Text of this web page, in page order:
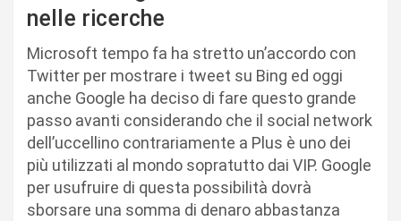
nelle ricerche
Microsoft tempo fa ha stretto un’accordo con
Twitter per mostrare i tweet su Bing ed oggi
anche Google ha deciso di fare questo grande
passo avanti considerando che il social network
dell’uccellino contrariamente a Plus è uno dei
più utilizzati al mondo sopratutto dai VIP. Google
per usufruire di questa possibilità dovrà
sborsare una somma di denaro abbastanza